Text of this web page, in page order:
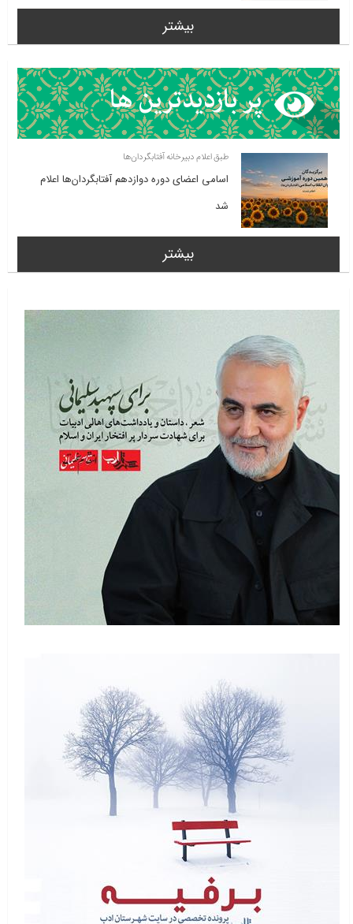
بیشتر
طبق اعلام دبیرخانه آفتابگردان‌ها
اسامی اعضای دوره دوازدهم آفتابگردان‌ها اعلام
شد
بیشتر